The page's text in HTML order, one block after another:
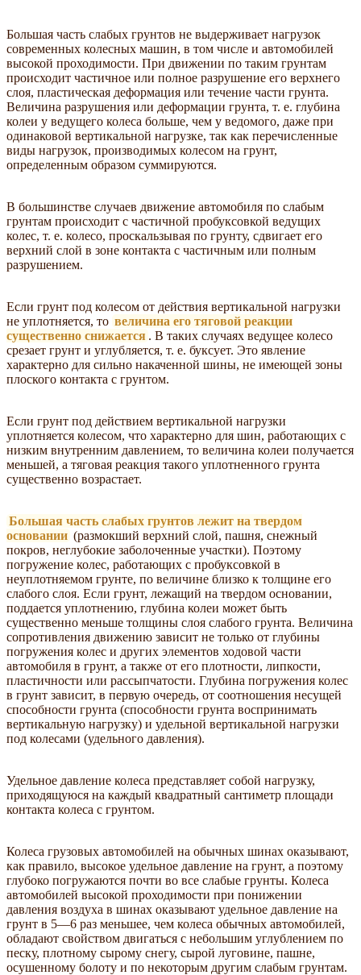
Большая часть слабых грунтов не выдерживает нагрузок
современных колесных машин, в том числе и автомобилей
высокой проходимости. При движении по таким грунтам
происходит частичное или полное разрушение его верхнего
слоя, пластическая деформация или течение части грунта.
Величина разрушения или деформации грунта, т. е. глубина
колеи у ведущего колеса больше, чем у ведомого, даже при
одинаковой вертикальной нагрузке, так как перечисленные
виды нагрузок, производимых колесом на грунт,
определенным образом суммируются.
В большинстве случаев движение автомобиля по слабым
грунтам происходит с частичной пробуксовкой ведущих
колес, т. е. колесо, проскальзывая по грунту, сдвигает его
верхний слой в зоне контакта с частичным или полным
разрушением.
Если грунт под колесом от действия вертикальной нагрузки
не уплотняется, то величина его тяговой реакции
существенно снижается . В таких случаях ведущее колесо
срезает грунт и углубляется, т. е. буксует. Это явление
характерно для сильно накаченной шины, не имеющей зоны
плоского контакта с грунтом.
Если грунт под действием вертикальной нагрузки
уплотняется колесом, что характерно для шин, работающих с
низким внутренним давлением, то величина колеи получается
меньшей, а тяговая реакция такого уплотненного грунта
существенно возрастает.
Большая часть слабых грунтов лежит на твердом
основании (размокший верхний слой, пашня, снежный
покров, неглубокие заболоченные участки). Поэтому
погружение колес, работающих с пробуксовкой в
неуплотняемом грунте, по величине близко к толщине его
слабого слоя. Если грунт, лежащий на твердом основании,
поддается уплотнению, глубина колеи может быть
существенно меньше толщины слоя слабого грунта. Величина
сопротивления движению зависит не только от глубины
погружения колес и других элементов ходовой части
автомобиля в грунт, а также от его плотности, липкости,
пластичности или рассыпчатости. Глубина погружения колес
в грунт зависит, в первую очередь, от соотношения несущей
способности грунта (способности грунта воспринимать
вертикальную нагрузку) и удельной вертикальной нагрузки
под колесами (удельного давления).
Удельное давление колеса представляет собой нагрузку,
приходящуюся на каждый квадратный сантиметр площади
контакта колеса с грунтом.
Колеса грузовых автомобилей на обычных шинах оказывают,
как правило, высокое удельное давление на грунт, а поэтому
глубоко погружаются почти во все слабые грунты. Колеса
автомобилей высокой проходимости при понижении
давления воздуха в шинах оказывают удельное давление на
грунт в 5—6 раз меньшее, чем колеса обычных автомобилей,
обладают свойством двигаться с небольшим углублением по
песку, плотному сырому снегу, сырой луговине, пашне,
осушенному болоту и по некоторым другим слабым грунтам.